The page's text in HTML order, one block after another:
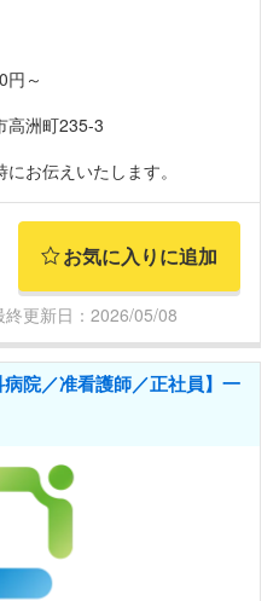
円～
高洲町235-3
お伝えいたします。
お気に入りに追加
更新日：2026/05/08
院／准看護師／正社員】一